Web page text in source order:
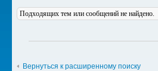
Подходящих тем или сообщений не найдено.
Вернуться к расширенному поиску